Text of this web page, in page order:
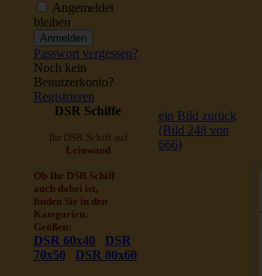
Angemeldet
bleiben
Passwort vergessen?
Noch kein
Benutzerkonto?
Registrieren
DSR Schiffe
Ihr DSR Schiff auf
Leinwand
Ob Ihr DSR Schiff
auch dabei ist,
finden Sie in den
Kategorien.
Größen:
DSR 60x40
DSR
70x50
DSR 80x60
ein Bild zurück
(Bild 248 von
666)